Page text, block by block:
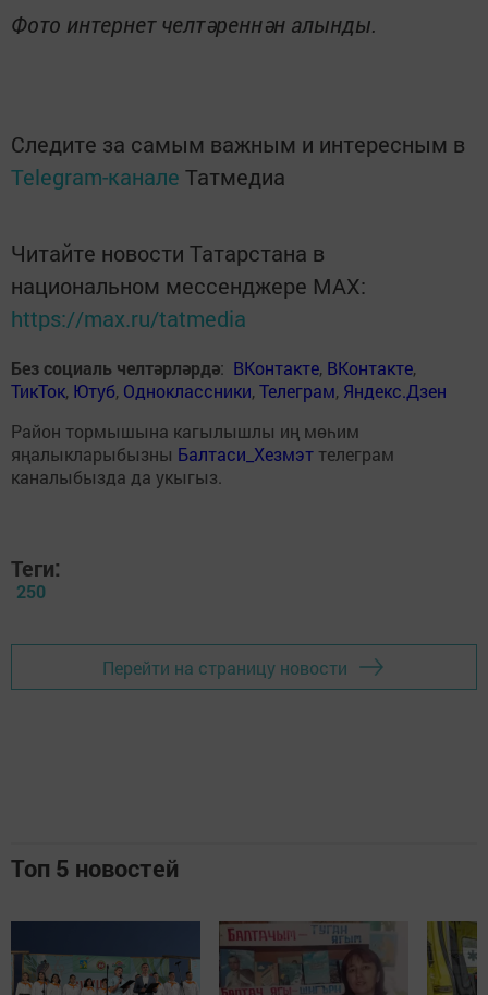
Фото интернет челтәреннән алынды.
Следите за самым важным и интересным в
Telegram-канале Татмедиа
Читайте новости Татарстана в
национальном мессенджере MАХ:
https://max.ru/tatmedia
Без социаль челтәрләрдә: ВКонтакте, ВКонтакте,
ТикТок, Ютуб, Одноклассники,Телеграм, Яндекс.Дзен
Район тормышына кагылышлы иң мөһим
яңалыкларыбызны Балтаси_Хезмэт телеграм
каналыбызда да укыгыз.
Теги:
250
Перейти на страницу новости
Топ 5 новостей